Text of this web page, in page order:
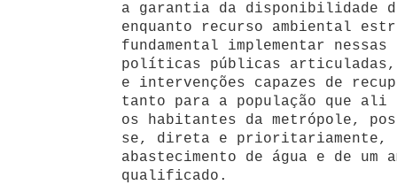
a garantia da disponibilidade
enquanto recurso ambiental
fundamental implementar
políticas públicas articuladas,
e intervenções capazes de
tanto para a população que ali
os habitantes da metrópole,
se, direta e prioritariamente,
abastecimento de água e de um
qualificado.